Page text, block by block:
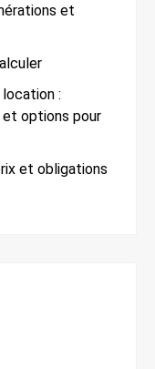
et
:
options pour
et obligations